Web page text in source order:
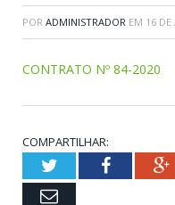
POR ADMINISTRADOR EM 16 DE
CONTRATO Nº 84-2020
COMPARTILHAR:
TwitterFacebook
Email